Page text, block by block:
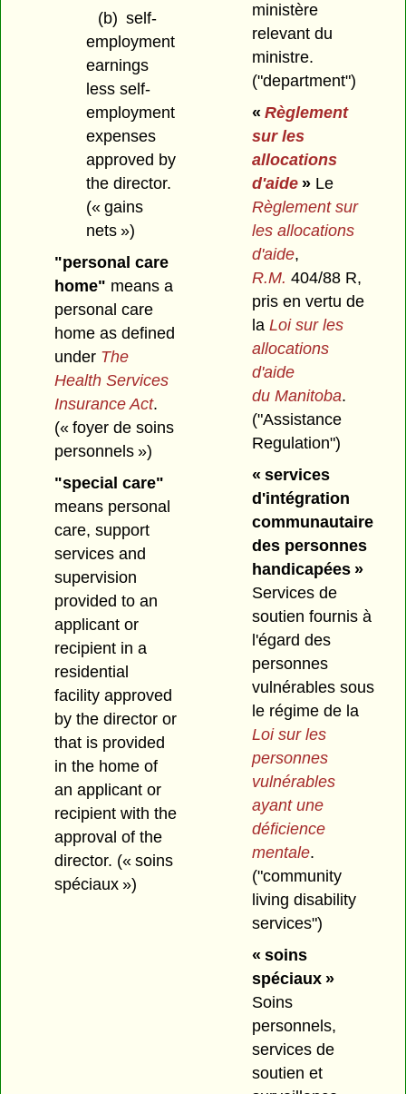
(b) self-
employment
earnings
less self-
employment
expenses
approved by
the director.
(« gains
nets »)
"personal care
home" means a
personal care
home as defined
under The
Health Services
Insurance Act.
(« foyer de soins
personnels »)
"special care"
means personal
care, support
services and
supervision
provided to an
applicant or
recipient in a
residential
facility approved
by the director or
that is provided
in the home of
an applicant or
recipient with the
approval of the
director. (« soins
spéciaux »)
ministère
relevant du
ministre.
("department")
« Règlement
sur les
allocations
d'aide» Le
Règlement sur
les allocations
d'aide,
R.M. 404/88 R,
pris en vertu de
la Loi sur les
allocations
d'aide
du Manitoba.
("Assistance
Regulation")
« services
d'intégration
communautaire
des personnes
handicapées »
Services de
soutien fournis à
l'égard des
personnes
vulnérables sous
le régime de la
Loi sur les
personnes
vulnérables
ayant une
déficience
mentale.
("community
living disability
services")
« soins
spéciaux »
Soins
personnels,
services de
soutien et